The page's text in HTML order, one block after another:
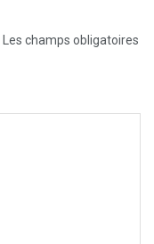
Les champs obligatoires